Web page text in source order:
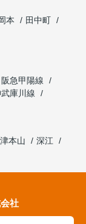
本
田中町
阪急甲陽線
武庫川線
本山
深江
社